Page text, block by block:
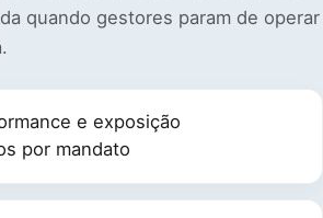
quando gestores param de operar
e exposição
por mandato